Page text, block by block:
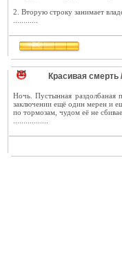
2. Вторую строку занимает
Красивая смерть /
Ночь. Пустынная раздолбаная
заключении ещё один мерен и
по тормозам, чудом её не